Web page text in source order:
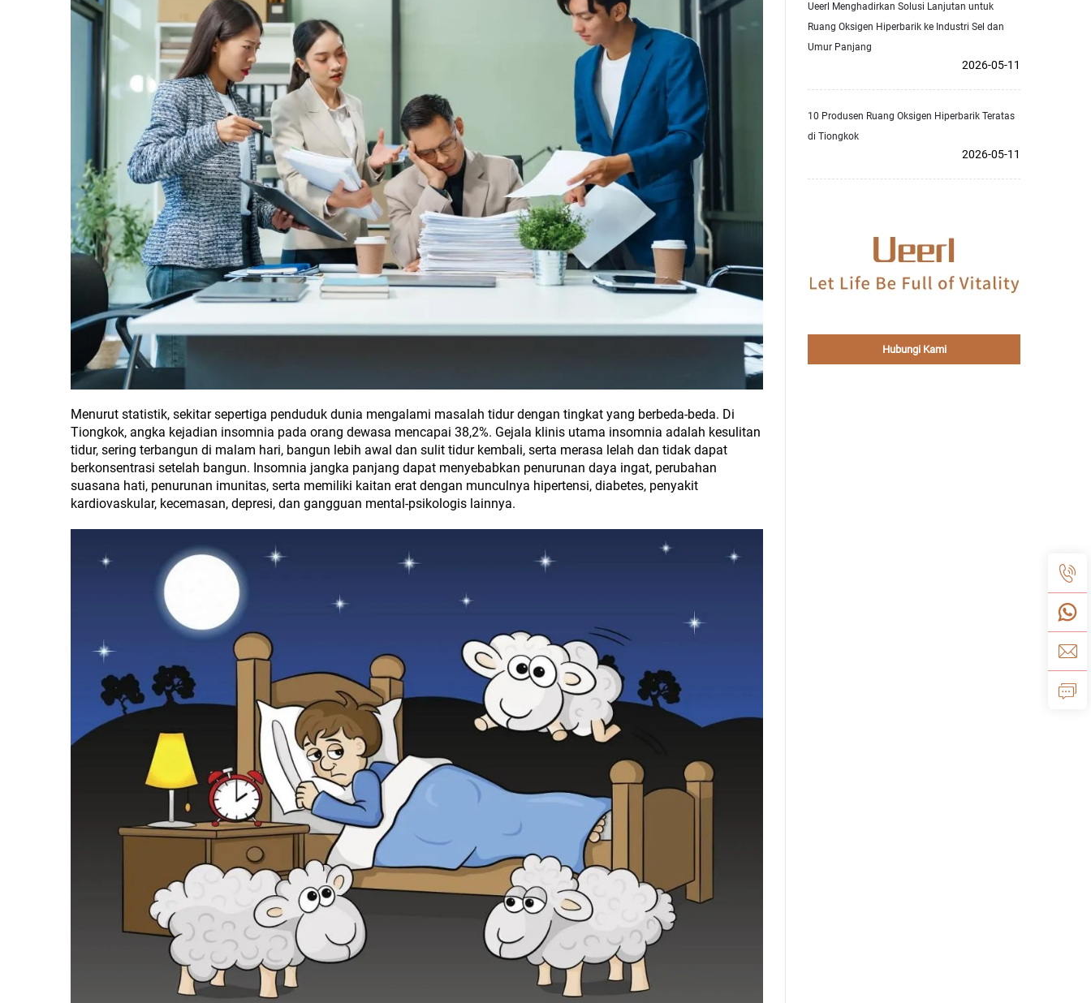
Menurut statistik, sekitar sepertiga penduduk dunia mengalami masalah tidur dengan tingkat yang berbeda-beda. Di
Tiongkok, angka kejadian insomnia pada orang dewasa mencapai 38,2%. Gejala klinis utama insomnia adalah kesulitan
tidur, sering terbangun di malam hari, bangun lebih awal dan sulit tidur kembali, serta merasa lelah dan tidak dapat
berkonsentrasi setelah bangun. Insomnia jangka panjang dapat menyebabkan penurunan daya ingat, perubahan
suasana hati, penurunan imunitas, serta memiliki kaitan erat dengan munculnya hipertensi, diabetes, penyakit
kardiovaskular, kecemasan, depresi, dan gangguan mental-psikologis lainnya.
Ueerl Menghadirkan Solusi Lanjutan untuk
Ruang Oksigen Hiperbarik ke Industri Sel dan
Umur Panjang
2026-05-11
10 Produsen Ruang Oksigen Hiperbarik Teratas
di Tiongkok
2026-05-11
Hubungi Kami